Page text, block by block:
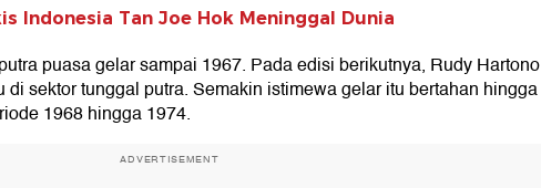
Indonesia Tan Joe Hok Meninggal Dunia
puasa gelar sampai 1967. Pada edisi berikutnya, Rudy Hartono
di sektor tunggal putra. Semakin istimewa gelar itu bertahan hingga
1968 hingga 1974.
ADVERTISEMENT